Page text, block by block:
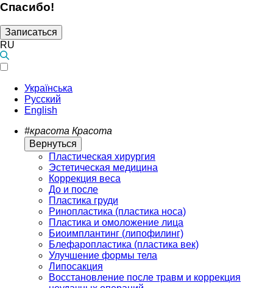
Спасибо!
Записаться
RU
Українська
Русский
English
#красота Красота
Вернуться
Пластическая хирургия
Эстетическая медицина
Коррекция веса
До и после
Пластика груди
Ринопластика (пластика носа)
Пластика и омоложение лица
Биоимплантинг (липофилинг)
Блефаропластика (пластика век)
Улучшение формы тела
Липосакция
Восстановление после травм и коррекция